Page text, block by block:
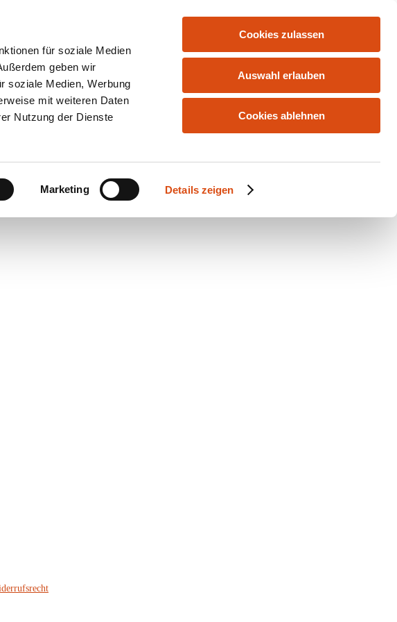
für soziale Medien
geben wir
soziale Medien, Werbung
mit weiteren Daten
Nutzung der Dienste
Marketing Details zeigen
Cookies zulassen
Auswahl erlauben
Cookies ablehnen